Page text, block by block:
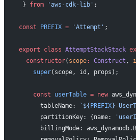
} from 'aws-cdk-lib' ;
const PREFIX = 'Attempt' ;
export class AttemptStackStack
  constructor
( scope: Construct ,
    super
(scope, id, props);
    const
userTable = new
      tableName:
`${PREFIX}-
      partitionKey: {name:
billingMode: